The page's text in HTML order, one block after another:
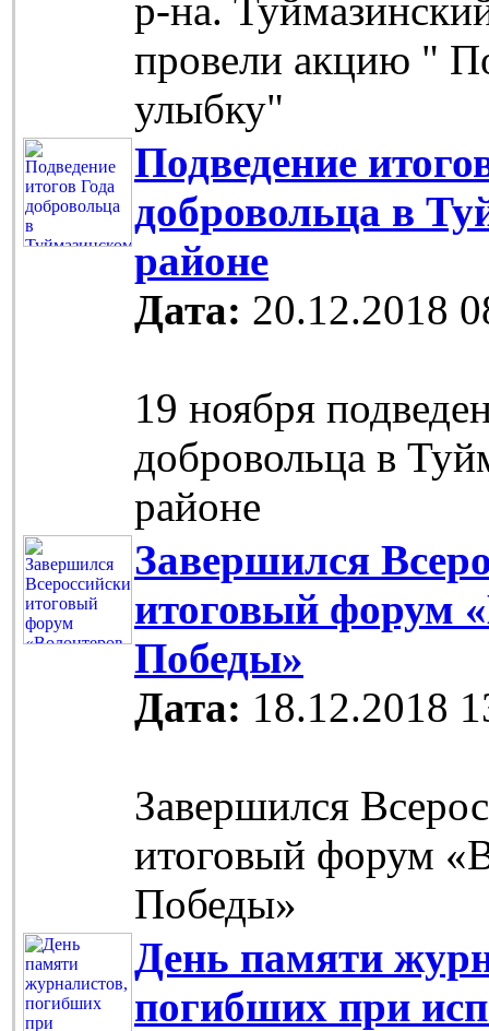
р-на.
провели акцию "
улыбку"
Подведение
добровольца в
районе
Дата: 20.12.2018
19 ноября
добровольца в
районе
Завершился
итоговый форум
Победы»
Дата: 18.12.2018
Завершился
итоговый форум
Победы»
День памяти
погибших при